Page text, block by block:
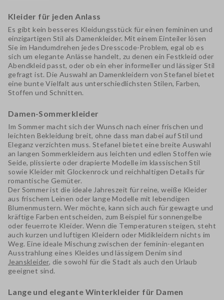
Kleider für jeden Anlass
Es gibt kein besseres Kleidungsstück für einen femininen und
einzigartigen Stil alsDamenkleider. Mit einem Einteiler lösen
Sie im Handumdrehen jedes Dresscode-Problem, egal ob es
sich um elegante Anlässe handelt, zu denen ein Festkleid oder
Abendkleid passt, oder ob ein eherinformeller und lässiger Stil
gefragt ist. Die Auswahl anDamenkleidern von Stefanel bietet
eine bunte Vielfalt aus unterschiedlichsten Stilen, Farben,
Stoffen und Schnitten.
Damen-Sommerkleider
Im Sommer macht sich der Wunsch nach einerfrischen und
leichten Bekleidung breit, ohne dass man dabei auf Stil und
Eleganz verzichten muss. Stefanel bietet eine breite Auswahl
an langen Sommerkleidern aus leichten und edlen Stoffen wie
Seide, plissierte oder drapierte Modelle im klassischen Stil
sowie Kleider mit Glockenrock und reichhaltigen Details für
romantische Gemüter.
Der Sommer ist die ideale Jahreszeit für reine, weiße Kleider
aus frischemLeinen oder lange Modelle mitlebendigen
Blumenmustern. Wer möchte, kann sich auch für gewagte und
kräftige Farben entscheiden, zum Beispiel für sonnengelbe
oder feuerrote Kleider. Wenn die Temperaturen steigen, steht
auch kurzen und luftigen Kleidern oder Midikleidern nichts im
Weg. Eine ideale Mischung zwischen der feminin-eleganten
Ausstrahlung eines Kleides und lässigem Denim sind
Jeanskleider, die sowohl für die Stadt als auch den Urlaub
geeignet sind.
Lange und elegante Winterkleider für Damen